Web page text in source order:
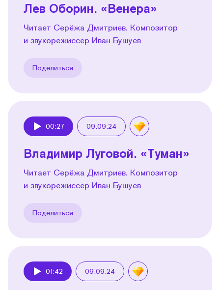
Лев Оборин. «Венера»
Читает Серёжа Дмитриев. Композитор
и звукорежиссер Иван Бушуев
Поделиться
00:27 09.09.24
Владимир Луговой. «Туман»
Читает Серёжа Дмитриев. Композитор
и звукорежиссер Иван Бушуев
Поделиться
01:42 09.09.24